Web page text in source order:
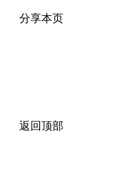
分享本页
返回顶部